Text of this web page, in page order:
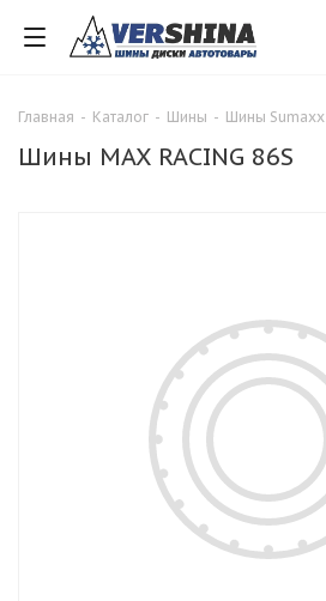
Главная - Каталог - Шины - Шины Sumaxx
Шины MAX RACING 86S